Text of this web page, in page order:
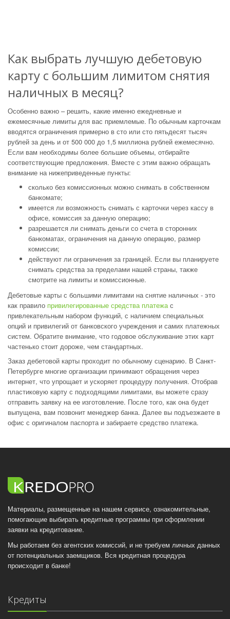
Как выбрать лучшую дебетовую
карту с большим лимитом снятия
наличных в месяц?
Особенно важно – решить, какие именно ежедневные и
ежемесячные лимиты для вас приемлемые. По обычным карточкам
вводятся ограничения примерно в сто или сто пятьдесят тысяч
рублей за день и от 500 000 до 1,5 миллиона рублей ежемесячно.
Если вам необходимы более большие объемы, отбирайте
соответствующие предложения. Вместе с этим важно обращать
внимание на нижеприведенные пункты:
сколько без комиссионных можно снимать в собственном
банкомате;
имеется ли возможность снимать с карточки через кассу в
офисе, комиссия за данную операцию;
разрешается ли снимать деньги со счета в сторонних
банкоматах, ограничения на данную операцию, размер
комиссии;
действуют ли ограничения за границей. Если вы планируете
снимать средства за пределами нашей страны, также
смотрите на лимиты и комиссионные.
Дебетовые карты с большими лимитами на снятие наличных - это
как правило привилегированные средства платежа с
привлекательным набором функций, с наличием специальных
опций и привилегий от банковского учреждения и самих платежных
систем. Обратите внимание, что годовое обслуживание этих карт
частенько стоит дороже, чем стандартных.
Заказ дебетовой карты проходит по обычному сценарию. В Санкт-
Петербурге многие организации принимают обращения через
интернет, что упрощает и ускоряет процедуру получения. Отобрав
пластиковую карту с подходящими лимитами, вы можете сразу
отправить заявку на ее изготовление. После того, как она будет
выпущена, вам позвонит менеджер банка. Далее вы подъезжаете в
офис с оригиналом паспорта и забираете средство платежа.
Материалы, размещенные на нашем сервисе, ознакомительные,
помогающие выбирать кредитные программы при оформлении
заявки на кредитование.
Мы работаем без агентских комиссий, и не требуем личных данных
от потенциальных заемщиков. Вся кредитная процедура
происходит в банке!
Кредиты